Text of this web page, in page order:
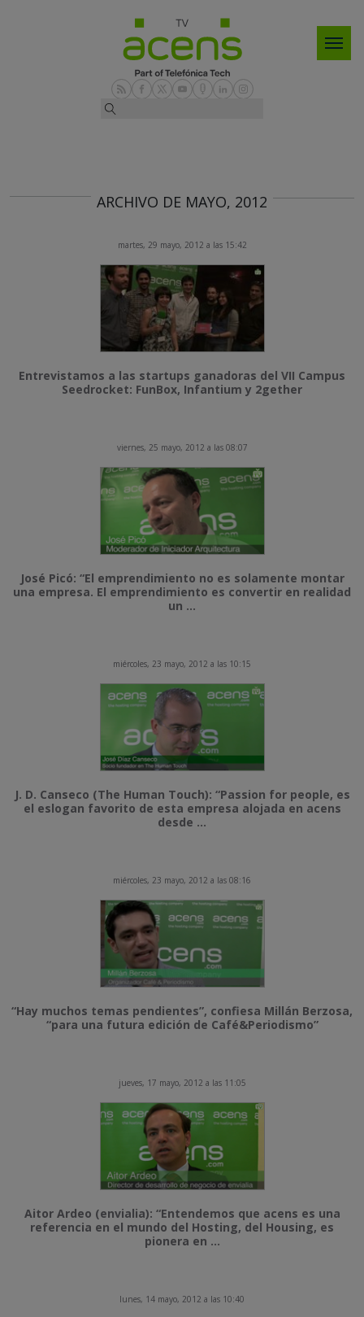
ARCHIVO DE MAYO, 2012
martes, 29 mayo, 2012 a las 15:42
Entrevistamos a las startups ganadoras del VII Campus
Seedrocket: FunBox, Infantium y 2gether
viernes, 25 mayo, 2012 a las 08:07
José Picó: “El emprendimiento no es solamente montar
una empresa. El emprendimiento es convertir en realidad
un ...
miércoles, 23 mayo, 2012 a las 10:15
J. D. Canseco (The Human Touch): “Passion for people, es
el eslogan favorito de esta empresa alojada en acens
desde ...
miércoles, 23 mayo, 2012 a las 08:16
“Hay muchos temas pendientes”, confiesa Millán Berzosa,
“para una futura edición de Café&Periodismo”
jueves, 17 mayo, 2012 a las 11:05
Aitor Ardeo (envialia): “Entendemos que acens es una
referencia en el mundo del Hosting, del Housing, es
pionera en ...
lunes, 14 mayo, 2012 a las 10:40